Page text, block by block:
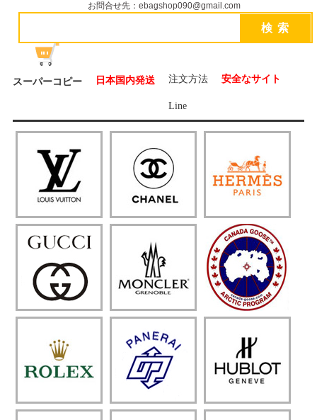
お問合せ先：ebagshop090@gmail.com
スーパーコピー 日本国内発送 注文方法 安全なサイト
Line